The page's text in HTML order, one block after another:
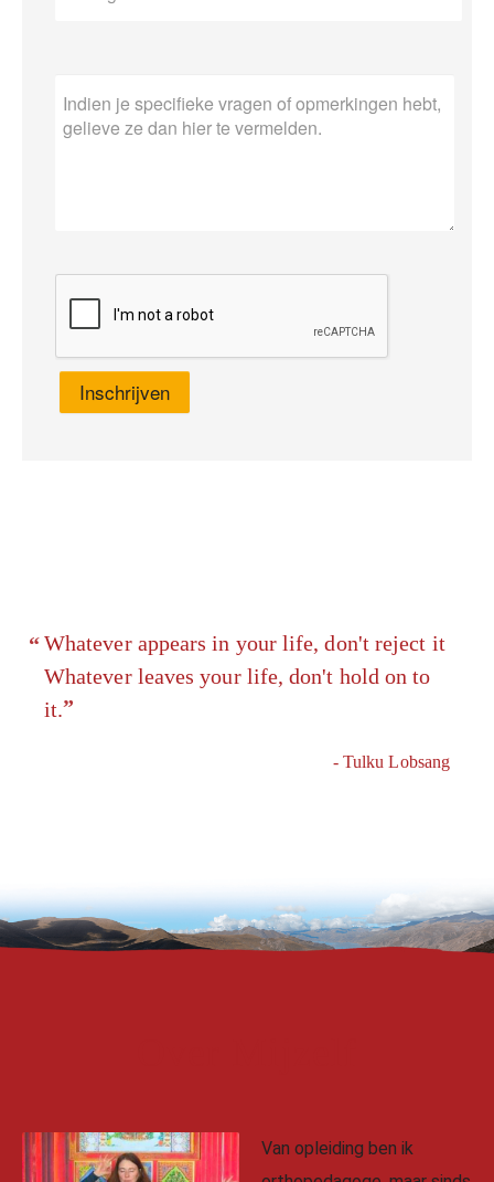
Inschrijven
Whatever appears in your life, don't reject it
Whatever leaves your life, don't hold on to
it.
- Tulku Lobsang
Van opleiding ben ik